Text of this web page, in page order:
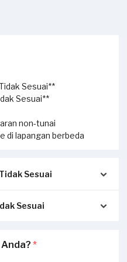
Sesuai**
Sesuai**
non-tunai
di lapangan berbeda
Sesuai
dari Sejasa
/ Whatsapp.
Sesuai
dengan transaksi yang
*